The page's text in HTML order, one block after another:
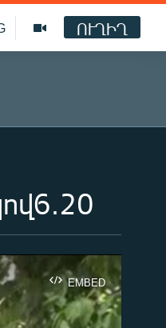
ՈՒՂԻՂ
EMBED